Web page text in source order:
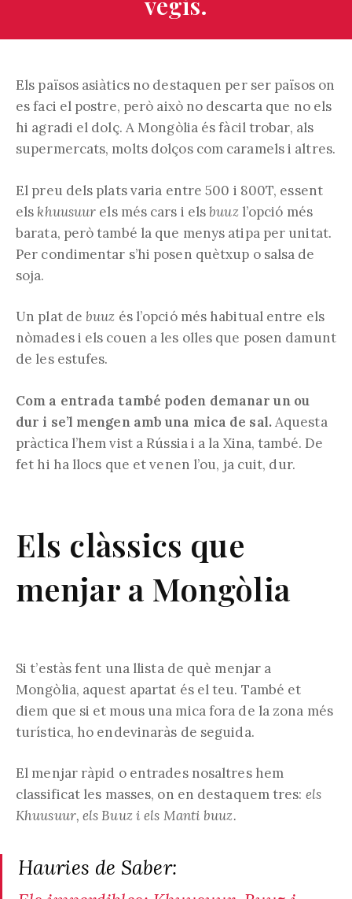
Els països asiàtics no destaquen per ser països on
es faci el postre, però això no descarta que no els
hi agradi el dolç. A Mongòlia és fàcil trobar, als
supermercats, molts dolços com caramels i altres.
El preu dels plats varia entre 500 i 800T, essent
els khuusuur els més cars i elsbuuz l’opció més
barata, però també la que menys atipa per unitat.
Per condimentar s’hi posen quètxup o salsa de
soja.
Un plat debuuz és l’opció més habitual entre els
nòmades i els couen a les olles que posen damunt
de les estufes.
Com a entrada també poden demanar un ou
dur i se’l mengen amb una mica de sal.Aquesta
pràctica l’hem vist a Rússia i a la Xina, també. De
fet hi ha llocs que et venen l’ou, ja cuit, dur.
Els clàssics que
menjar a Mongòlia
Si t’estàs fent una llista de què menjar a
Mongòlia, aquest apartat és el teu. També et
diem que si et mous una mica fora de la zona més
turística, ho endevinaràs de seguida.
El menjar ràpid o entrades nosaltres hem
classificat les masses, on en destaquem tres: els
Khuusuur, els Buuz i els Manti buuz.
Hauries de Saber: